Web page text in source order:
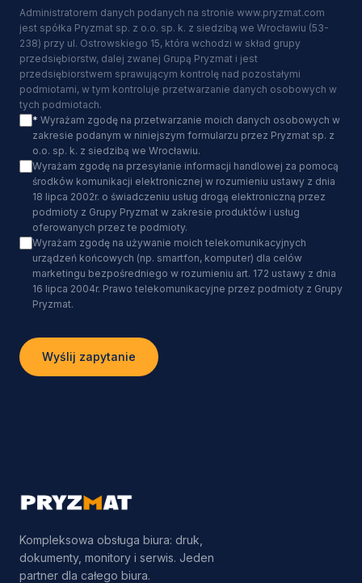
Administratorem danych podanych na stronie www.pryzmat.com
jest spółka Pryzmat sp. z o.o. sp. k. z siedzibą we Wrocławiu (53-
238) przy ul. Ostrowskiego 15, która wchodzi w skład grupy
przedsiębiorstw, dalej zwanej Grupą Pryzmat i jest
przedsiębiorstwem sprawującym kontrolę nad pozostałymi
podmiotami, w tym kontroluje przetwarzanie danych osobowych w
tych podmiotach.
* Wyrażam zgodę na przetwarzanie moich danych osobowych w
zakresie podanym w niniejszym formularzu przez Pryzmat sp. z
o.o. sp. k. z siedzibą we Wrocławiu.
Wyrażam zgodę na przesyłanie informacji handlowej za pomocą
środków komunikacji elektronicznej w rozumieniu ustawy z dnia
18 lipca 2002r. o świadczeniu usług drogą elektroniczną przez
podmioty z Grupy Pryzmat w zakresie produktów i usług
oferowanych przez te podmioty.
Wyrażam zgodę na używanie moich telekomunikacyjnych
urządzeń końcowych (np. smartfon, komputer) dla celów
marketingu bezpośredniego w rozumieniu art. 172 ustawy z dnia
16 lipca 2004r. Prawo telekomunikacyjne przez podmioty z Grupy
Pryzmat.
Wyślij zapytanie
Kompleksowa obsługa biura: druk,
dokumenty, monitory i serwis. Jeden
partner dla całego biura.